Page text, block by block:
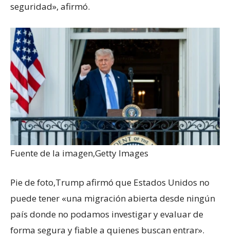
seguridad», afirmó.
Fuente de la imagen,Getty Images
Pie de foto,Trump afirmó que Estados Unidos no
puede tener «una migración abierta desde ningún
país donde no podamos investigar y evaluar de
forma segura y fiable a quienes buscan entrar».